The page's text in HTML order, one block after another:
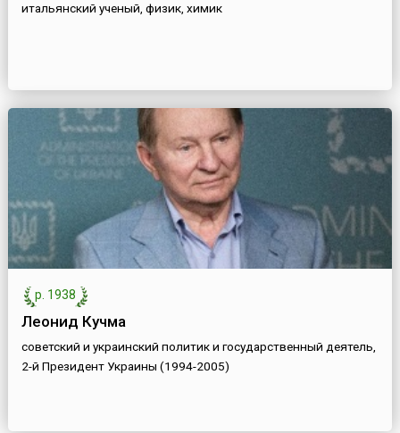
итальянский ученый, физик, химик
р. 1938
Леонид Кучма
советский и украинский политик и государственный деятель,
2-й Президент Украины (1994-2005)